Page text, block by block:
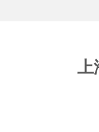
上